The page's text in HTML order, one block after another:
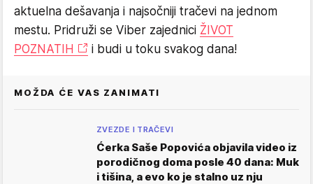
aktuelna dešavanja i najsočniji tračevi na jednom
mestu. Pridruži se Viber zajednici ŽIVOT
POZNATIH
i budi u toku svakog dana!
MOŽDA ĆE VAS ZANIMATI
ZVEZDE I TRAČEVI
Ćerka Saše Popovića objavila video iz
porodičnog doma posle 40 dana: Muk
i tišina, a evo ko je stalno uz nju